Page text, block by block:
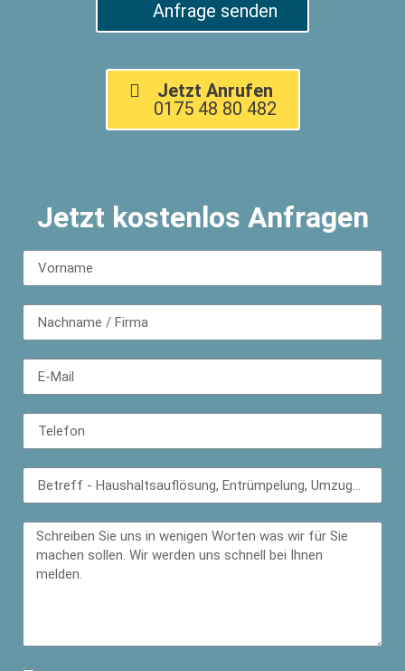
Anfrage senden
Jetzt Anrufen
0175 48 80 482
Jetzt kostenlos Anfragen